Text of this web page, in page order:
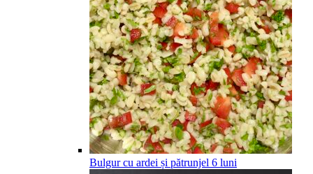
Bulgur cu ardei și pătrunjel 6 luni